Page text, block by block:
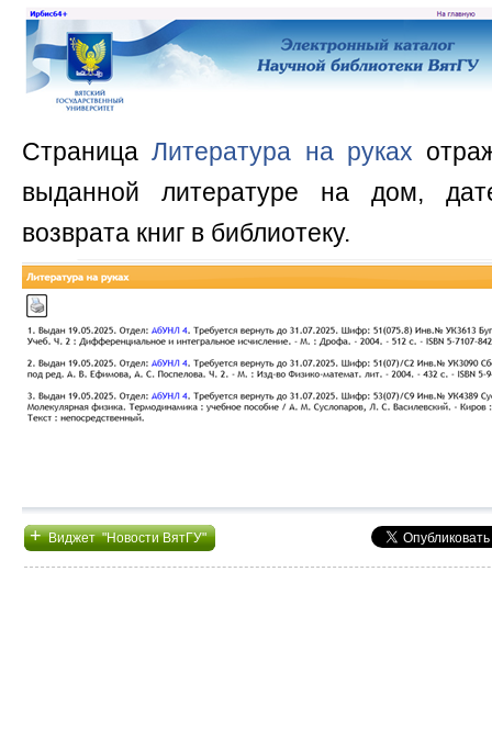
СтраницаЛитература на руках
выданной литературе на дом,
возврата книг в библиотеку.
+Виджет "Новости ВятГУ"